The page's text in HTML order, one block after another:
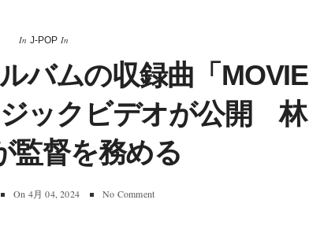
In J-POP In
バムの収録曲「MOVIE
ックビデオが公開 林
監督を務める
On 4月 04, 2024 No Comment